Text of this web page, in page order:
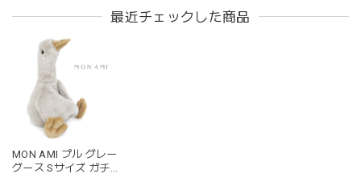
持ちやすいようで今持ってるおもちゃの中で1番長く握って
遊び方をしています。見た目が可愛いので遊んでいる姿もと
ても可愛いです。また、シリコン製なので哺乳瓶と一緒に洗
ったり除菌できたり常に清潔に保てるのも嬉しいです。
moca
2026/04/24
最近チェックした商品
MON AMI プル グレー
グース Sサイズ ガチ